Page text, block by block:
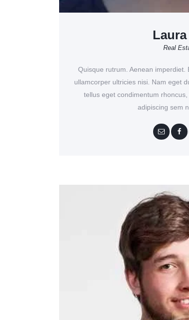
Real
Quisque rutrum. Aenean
ullamcorper ultricies nisi. Nam eget
tellus eget condimentum
adipiscing sem